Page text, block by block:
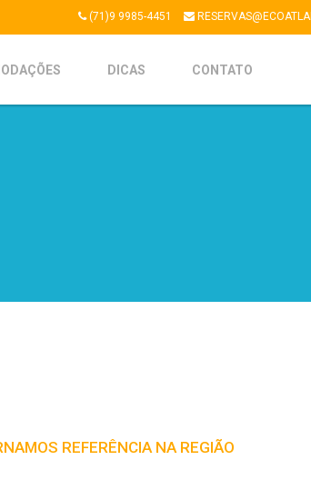
(71)9 9985-4451
DICAS CONTATO
REFERÊNCIA NA REGIÃO